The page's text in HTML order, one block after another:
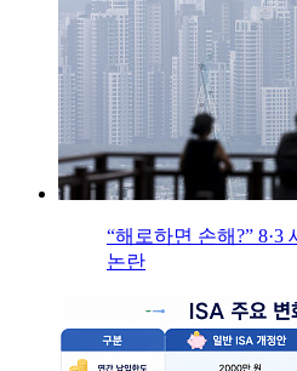
“해로하면 손해?” 8·3
논란